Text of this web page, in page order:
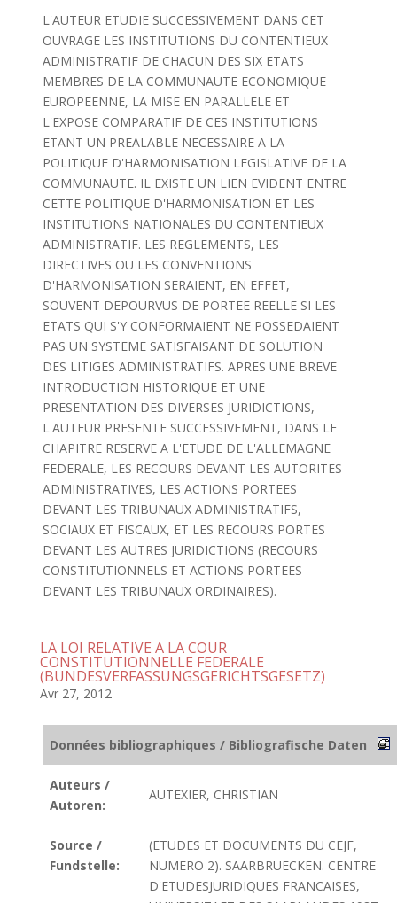
L'AUTEUR ETUDIE SUCCESSIVEMENT DANS CET
OUVRAGE LES INSTITUTIONS DU CONTENTIEUX
ADMINISTRATIF DE CHACUN DES SIX ETATS
MEMBRES DE LA COMMUNAUTE ECONOMIQUE
EUROPEENNE, LA MISE EN PARALLELE ET
L'EXPOSE COMPARATIF DE CES INSTITUTIONS
ETANT UN PREALABLE NECESSAIRE A LA
POLITIQUE D'HARMONISATION LEGISLATIVE DE LA
COMMUNAUTE. IL EXISTE UN LIEN EVIDENT ENTRE
CETTE POLITIQUE D'HARMONISATION ET LES
INSTITUTIONS NATIONALES DU CONTENTIEUX
ADMINISTRATIF. LES REGLEMENTS, LES
DIRECTIVES OU LES CONVENTIONS
D'HARMONISATION SERAIENT, EN EFFET,
SOUVENT DEPOURVUS DE PORTEE REELLE SI LES
ETATS QUI S'Y CONFORMAIENT NE POSSEDAIENT
PAS UN SYSTEME SATISFAISANT DE SOLUTION
DES LITIGES ADMINISTRATIFS. APRES UNE BREVE
INTRODUCTION HISTORIQUE ET UNE
PRESENTATION DES DIVERSES JURIDICTIONS,
L'AUTEUR PRESENTE SUCCESSIVEMENT, DANS LE
CHAPITRE RESERVE A L'ETUDE DE L'ALLEMAGNE
FEDERALE, LES RECOURS DEVANT LES AUTORITES
ADMINISTRATIVES, LES ACTIONS PORTEES
DEVANT LES TRIBUNAUX ADMINISTRATIFS,
SOCIAUX ET FISCAUX, ET LES RECOURS PORTES
DEVANT LES AUTRES JURIDICTIONS (RECOURS
CONSTITUTIONNELS ET ACTIONS PORTEES
DEVANT LES TRIBUNAUX ORDINAIRES).
LA LOI RELATIVE A LA COUR
CONSTITUTIONNELLE FEDERALE
(BUNDESVERFASSUNGSGERICHTSGESETZ)
Avr 27, 2012
Données bibliographiques / Bibliografische Daten
Auteurs /
Autoren:
AUTEXIER, CHRISTIAN
Source /
Fundstelle:
(ETUDES ET DOCUMENTS DU CEJF,
NUMERO 2). SAARBRUECKEN. CENTRE
D'ETUDESJURIDIQUES FRANCAISES,